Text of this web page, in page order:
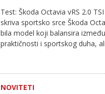
Test: Škoda Octavia vRS 2.0
skriva sportsko srce Škoda
bila model koji balansira
praktičnosti i sportskog duha,
NOVITETI